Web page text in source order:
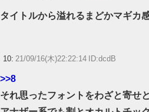
タイトルから溢れるまどかマギカ
10: 21/09/16(木)22:22:14 ID:dcdB
>>8
それ思ったフォントをわざと寄せ